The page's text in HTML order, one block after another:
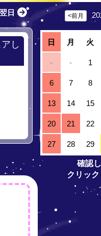
翌日
し
<前月
日 月 火
- - 1
6 7 8
13 14 15
20 21 22
27 28 29
確認
クリッ